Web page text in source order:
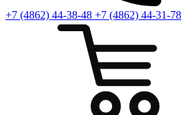
+7 (4862) 44-38-48 +7 (4862) 44-31-78